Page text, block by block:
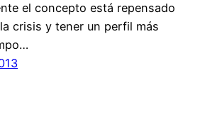
el concepto está repensado
crisis y tener un perfil más